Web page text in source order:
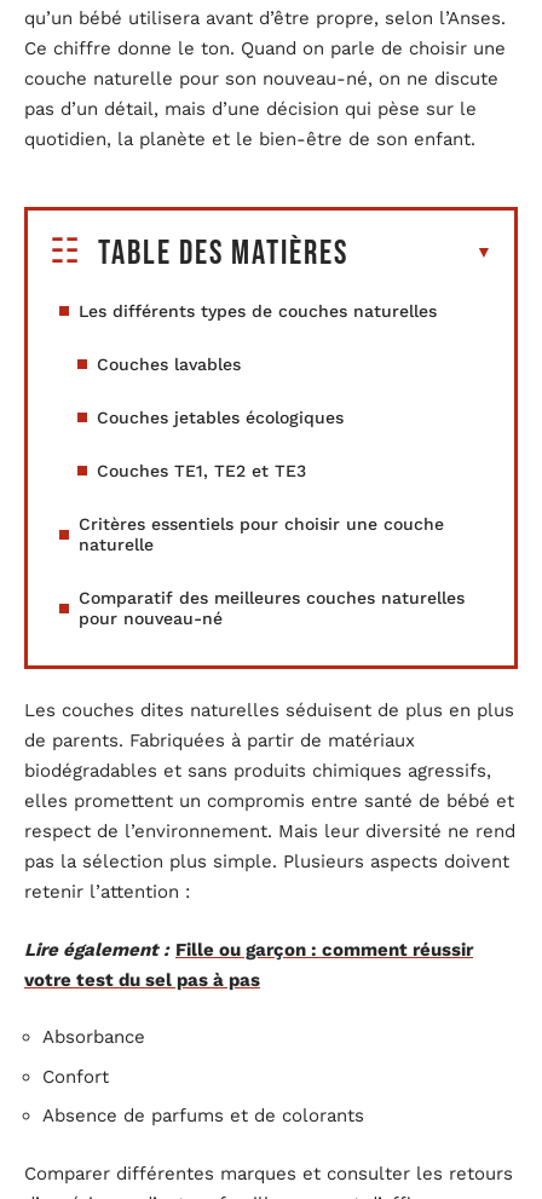
qu’un bébé utilisera avant d’être propre, selon l’Anses.
Ce chiffre donne le ton. Quand on parle de choisir une
couche naturelle pour son nouveau-né, on ne discute
pas d’un détail, mais d’une décision qui pèse sur le
quotidien, la planète et le bien-être de son enfant.
Table des matières
Les différents types de couches naturelles
Couches lavables
Couches jetables écologiques
Couches TE1, TE2 et TE3
Critères essentiels pour choisir une couche
naturelle
Comparatif des meilleures couches naturelles
pour nouveau-né
Les couches dites naturelles séduisent de plus en plus
de parents. Fabriquées à partir de matériaux
biodégradables et sans produits chimiques agressifs,
elles promettent un compromis entre santé de bébé et
respect de l’environnement. Mais leur diversité ne rend
pas la sélection plus simple. Plusieurs aspects doivent
retenir l’attention :
Lire également : Fille ou garçon : comment réussir
votre test du sel pas à pas
Absorbance
Confort
Absence de parfums et de colorants
Comparer différentes marques et consulter les retours